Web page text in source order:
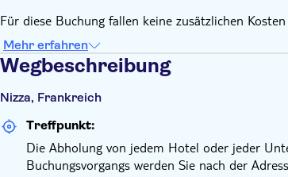
Für diese Buchung fallen keine zusätzlichen Kosten
Mehr erfahren
Wegbeschreibung
Nizza, Frankreich
Treffpunkt:
Die Abholung von jedem Hotel oder jeder
Buchungsvorgangs werden Sie nach der